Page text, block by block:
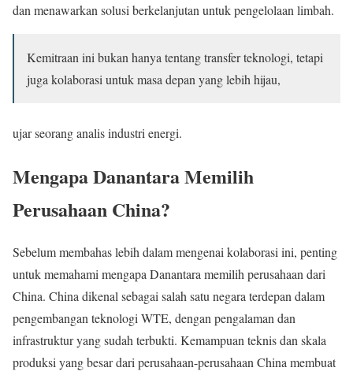
dan menawarkan solusi berkelanjutan untuk pengelolaan limbah.
Kemitraan ini bukan hanya tentang transfer teknologi, tetapi
juga kolaborasi untuk masa depan yang lebih hijau,
ujar seorang analis industri energi.
Mengapa Danantara Memilih
Perusahaan China?
Sebelum membahas lebih dalam mengenai kolaborasi ini, penting
untuk memahami mengapa Danantara memilih perusahaan dari
China. China dikenal sebagai salah satu negara terdepan dalam
pengembangan teknologi WTE, dengan pengalaman dan
infrastruktur yang sudah terbukti. Kemampuan teknis dan skala
produksi yang besar dari perusahaan-perusahaan China membuat